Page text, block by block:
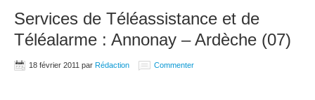
Services de Téléassistance et de
Téléalarme : Annonay – Ardèche (07)
18 février 2011 par Rédaction Commenter